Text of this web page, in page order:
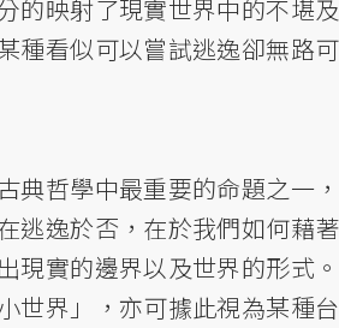
的映射了現實世界中的不堪及
種看似可以嘗試逃逸卻無路可
典哲學中最重要的命題之一，
逃逸於否，在於我們如何藉著
現實的邊界以及世界的形式。
世界」，亦可據此視為某種台